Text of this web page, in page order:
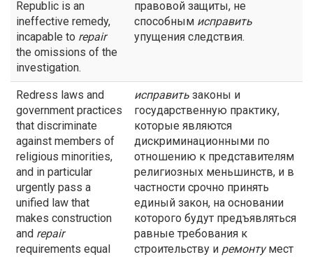
Republic is an
ineffective remedy,
incapable to repair
the omissions of the
investigation.
правовой защиты, не
способным исправить
упущения следствия.
Redress laws and
government practices
that discriminate
against members of
religious minorities,
and in particular
urgently pass a
unified law that
makes construction
and repair
requirements equal
исправить законы и
государственную практику,
которые являются
дискриминационными по
отношению к представителям
религиозных меньшинств, и в
частности срочно принять
единый закон, на основании
которого будут предъявляться
равные требования к
строительству и ремонтумест